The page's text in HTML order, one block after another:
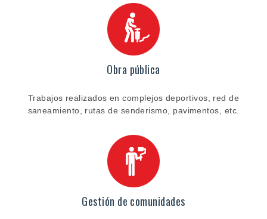
Obra pública
Trabajos realizados en complejos deportivos, red de
saneamiento, rutas de senderismo, pavimentos, etc.
Gestión de comunidades